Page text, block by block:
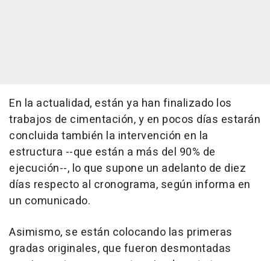
En la actualidad, están ya han finalizado los
trabajos de cimentación, y en pocos días estarán
concluida también la intervención en la
estructura --que están a más del 90% de
ejecución--, lo que supone un adelanto de diez
días respecto al cronograma, según informa en
un comunicado.
Asimismo, se están colocando las primeras
gradas originales, que fueron desmontadas